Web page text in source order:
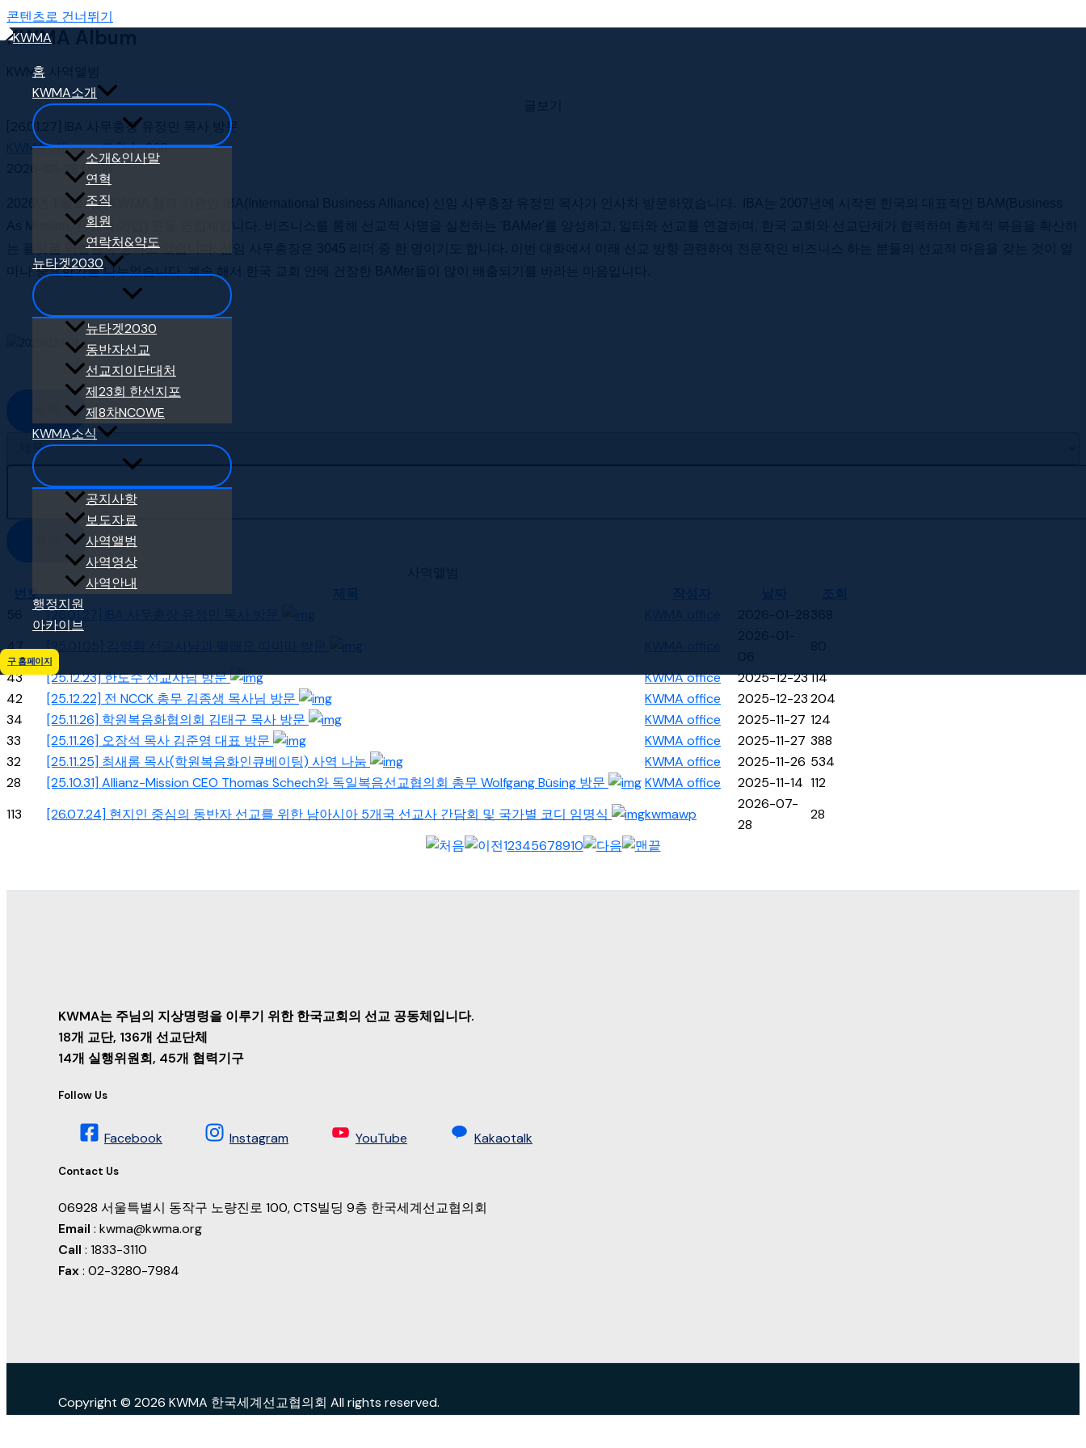
콘텐츠로 건너뛰기
홈
KWMA소개
소개&인사말
연혁
조직
회원
연락처&약도
뉴타겟2030
뉴타겟2030
동반자선교
선교지이단대처
제23회 한선지포
제8차NCOWE
KWMA소식
공지사항
보도자료
사역앨범
사역영상
사역안내
행정지원
아카이브
구 홈페이지
KWMA Album
KWMA 사역앨범
[26.01.27] IBA 사무총장 유정민 목사 방문
KWMA office
조회수 368
2026-01-28 06:16
2026년 1월 27일, KWMA 협력 기관인 IBA(International Business Alliance) 신임 사무총장 유정민 목사가 인사차 방문하였습니다. IBA는 2007년에 시작된 한국의 대표적인 BAM(Business
As Mission, 선교적 기업) 운동 연합체입니다. 비즈니스를 통해 선교적 사명을 실천하는 'BAMer'를 양성하고, 일터와 선교를 연결하며, 한국 교회와 선교단체가 협력하여 총체적 복음을 확산하
는 플랫폼 역할을 수행하고 있습니다. 신임 사무총장은 3045 리더 중 한 명이기도 합니다. 이번 대화에서 미래 선교 방향 관련하여 전문적인 비즈니스 하는 분들의 선교적 마음을 갖는 것이 얼
마나 중요한가를 나누었습니다. 계속 해서 한국 교회 안에 건장한 BAMer들이 많이 배출되기를 바라는 마음입니다.
번호
[26.01.27] IBA 사무총장 유정민 목사 방문
47
[25.01.05] 김영휘 선교사님과 뗄레오 따마따 방문
43
[25.12.23] 한도수 선교사님 방문 KWMA office 2025-12-23114
42
[25.12.22] 전 NCCK 총무 김종생 목사님 방문 KWMA office 2025-12-23204
34
[25.11.26] 학원복음화협의회 김태구 목사 방문 KWMA office 2025-11-27 124
33
[25.11.26] 오장석 목사 김준영 대표 방문 KWMA office 2025-11-27 388
32
[25.11.25] 최새롬 목사(학원복음화인큐베이팅) 사역 나눔 KWMA office 2025-11-26 534
28
[25.10.31] Allianz-Mission CEO Thomas Schech와 독일복음선교협의회 총무 Wolfgang Büsing 방문 KWMA office 2025-11-14 112
113
[26.07.24] 현지인 중심의 동반자 선교를 위한 남아시아 5개국 선교사 간담회 및 국가별 코디 임명식 kwmawp
2026-07-
28
28
12345678910
KWMA는 주님의 지상명령을 이루기 위한 한국교회의 선교 공동체입니다.
18개 교단, 136개 선교단체
14개 실행위원회, 45개 협력기구
Follow Us
Facebook Instagram YouTube Kakaotalk
Contact Us
06928 서울특별시 동작구 노량진로 100, CTS빌딩 9층 한국세계선교협의회
Email : kwma@kwma.org
Call : 1833-3110
Fax: 02-3280-7984
Copyright © 2026 KWMA 한국세계선교협의회 All rights reserved.